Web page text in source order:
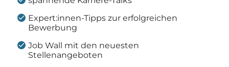
Expert:innen-Tipps zur erfolgreichen
Bewerbung
Job Wall mit den neuesten
Stellenangeboten